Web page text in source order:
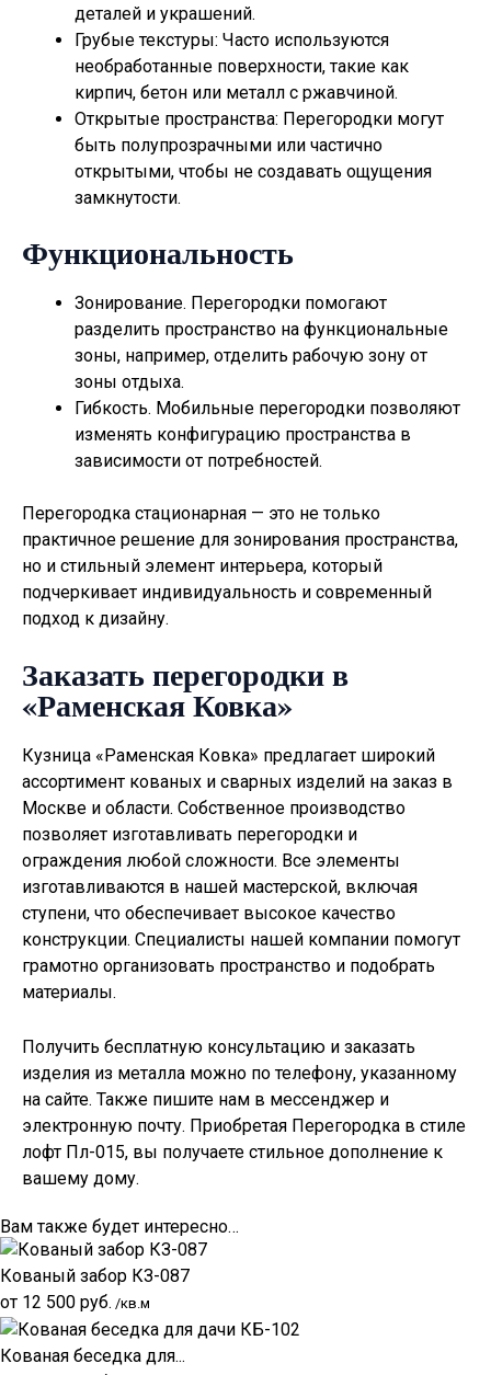
деталей и украшений.
Грубые текстуры: Часто используются
необработанные поверхности, такие как
кирпич, бетон или металл с ржавчиной.
Открытые пространства: Перегородки могут
быть полупрозрачными или частично
открытыми, чтобы не создавать ощущения
замкнутости.
Функциональность
Зонирование. Перегородки помогают
разделить пространство на функциональные
зоны, например, отделить рабочую зону от
зоны отдыха.
Гибкость. Мобильные перегородки позволяют
изменять конфигурацию пространства в
зависимости от потребностей.
Перегородка стационарная — это не только
практичное решение для зонирования пространства,
но и стильный элемент интерьера, который
подчеркивает индивидуальность и современный
подход к дизайну.
Заказать перегородки в
«Раменская Ковка»
Кузница «Раменская Ковка» предлагает широкий
ассортимент кованых и сварных изделий на заказ в
Москве и области. Собственное производство
позволяет изготавливать перегородки и
ограждения любой сложности. Все элементы
изготавливаются в нашей мастерской, включая
ступени, что обеспечивает высокое качество
конструкции. Специалисты нашей компании помогут
грамотно организовать пространство и подобрать
материалы.
Получить бесплатную консультацию и заказать
изделия из металла можно по телефону, указанному
на сайте. Также пишите нам в мессенджер и
электронную почту. Приобретая Перегородка в стиле
лофт Пл-015, вы получаете стильное дополнение к
вашему дому.
Вам также будет интересно…
Кованый забор КЗ-087
от 12 500 руб. /кв.м
Кованая беседка для...